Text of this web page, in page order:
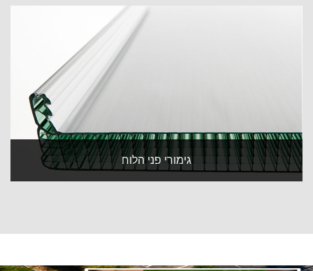
גימורי פני הלוח